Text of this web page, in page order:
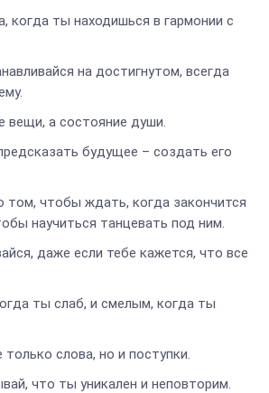
когда ты находишься в гармонии с
на достигнутом, всегда
вещи, а состояние души.
будущее – создать его
том, чтобы ждать, когда закончится
научиться танцевать под ним.
даже если тебе кажется, что все
ты слаб, и смелым, когда ты
слова, но и поступки.
что ты уникален и неповторим.